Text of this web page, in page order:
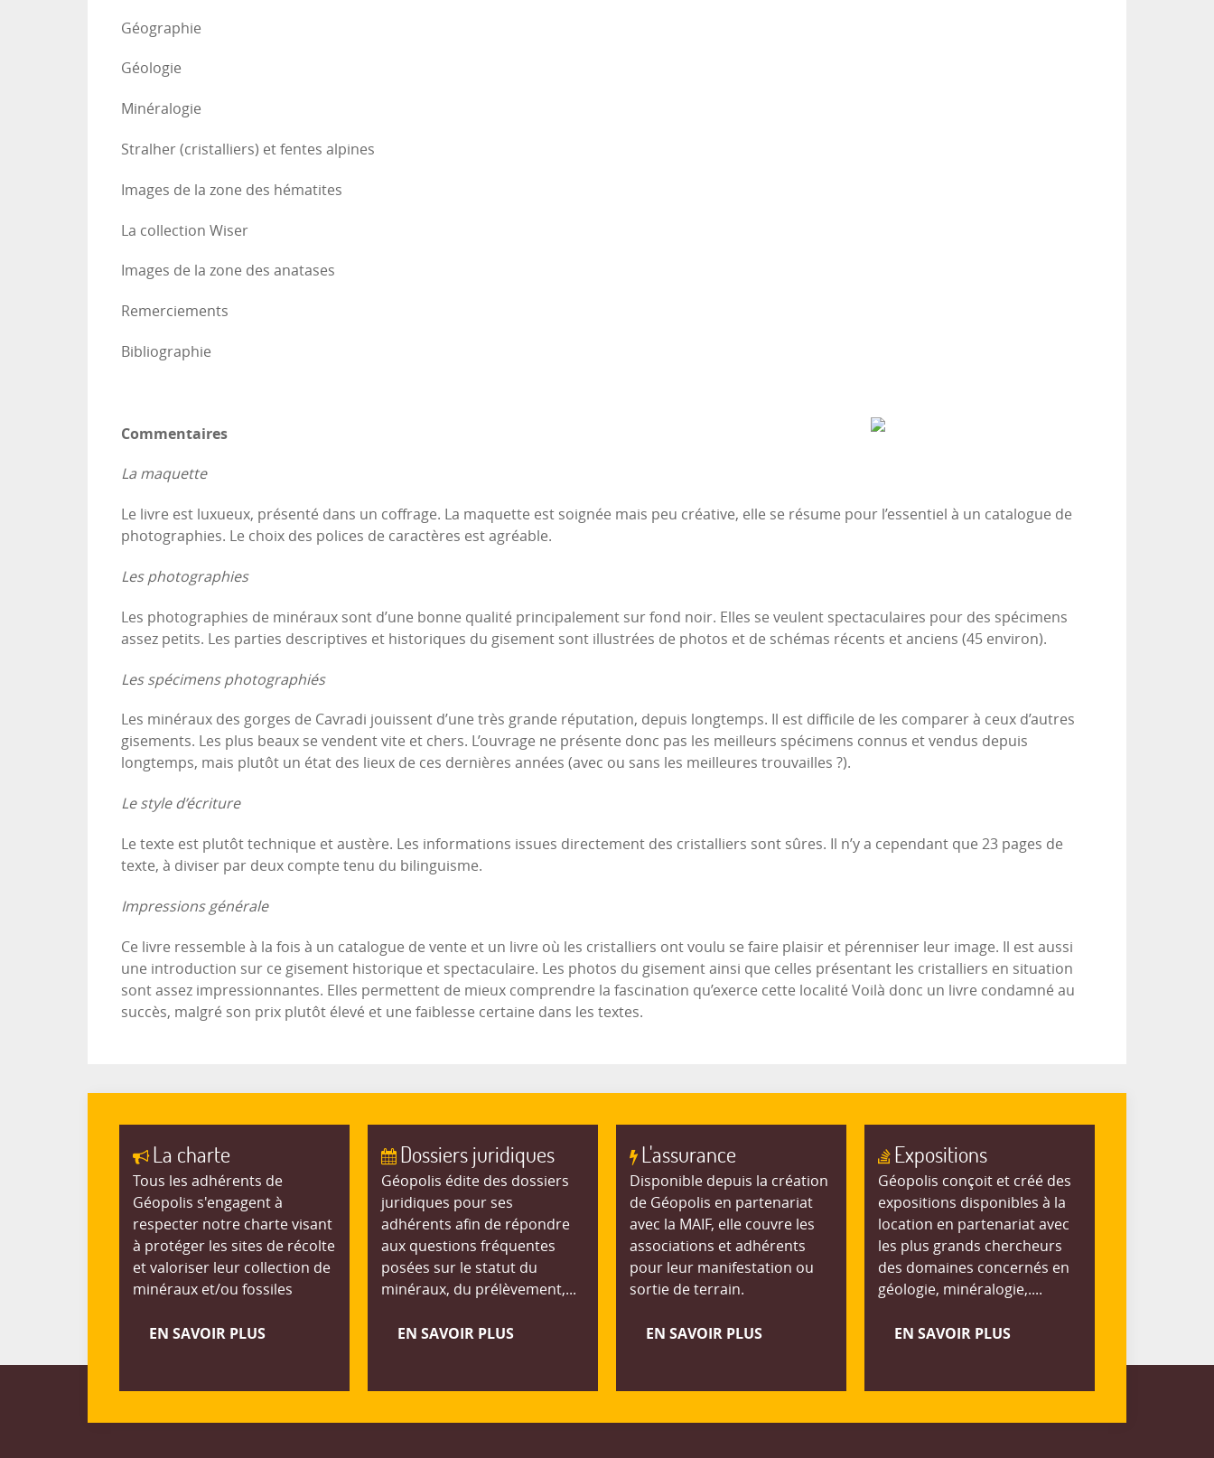
Géographie
Géologie
Minéralogie
Stralher (cristalliers) et fentes alpines
Images de la zone des hématites
La collection Wiser
Images de la zone des anatases
Remerciements
Bibliographie
Commentaires
La maquette
Le livre est luxueux, présenté dans un coffrage. La maquette est soignée mais peu créative, elle se résume pour l’essentiel à un catalogue de
photographies. Le choix des polices de caractères est agréable.
Les photographies
Les photographies de minéraux sont d’une bonne qualité principalement sur fond noir. Elles se veulent spectaculaires pour des spécimens
assez petits. Les parties descriptives et historiques du gisement sont illustrées de photos et de schémas récents et anciens (45 environ).
Les spécimens photographiés
Les minéraux des gorges de Cavradi jouissent d’une très grande réputation, depuis longtemps. Il est difficile de les comparer à ceux d’autres
gisements. Les plus beaux se vendent vite et chers. L’ouvrage ne présente donc pas les meilleurs spécimens connus et vendus depuis
longtemps, mais plutôt un état des lieux de ces dernières années (avec ou sans les meilleures trouvailles ?).
Le style d’écriture
Le texte est plutôt technique et austère. Les informations issues directement des cristalliers sont sûres. Il n’y a cependant que 23 pages de
texte, à diviser par deux compte tenu du bilinguisme.
Impressions générale
Ce livre ressemble à la fois à un catalogue de vente et un livre où les cristalliers ont voulu se faire plaisir et pérenniser leur image. Il est aussi
une introduction sur ce gisement historique et spectaculaire. Les photos du gisement ainsi que celles présentant les cristalliers en situation
sont assez impressionnantes. Elles permettent de mieux comprendre la fascination qu’exerce cette localité Voilà donc un livre condamné au
succès, malgré son prix plutôt élevé et une faiblesse certaine dans les textes.
La charte
Tous les adhérents de
Géopolis s'engagent à
respecter notre charte visant
à protéger les sites de récolte
et valoriser leur collection de
minéraux et/ou fossiles
EN SAVOIR PLUS
Dossiers juridiques
Géopolis édite des dossiers
juridiques pour ses
adhérents afin de répondre
aux questions fréquentes
posées sur le statut du
minéraux, du prélèvement,...
EN SAVOIR PLUS
L'assurance
Disponible depuis la création
de Géopolis en partenariat
avec la MAIF, elle couvre les
associations et adhérents
pour leur manifestation ou
sortie de terrain.
EN SAVOIR PLUS
Expositions
Géopolis conçoit et créé des
expositions disponibles à la
location en partenariat avec
les plus grands chercheurs
des domaines concernés en
géologie, minéralogie,....
EN SAVOIR PLUS